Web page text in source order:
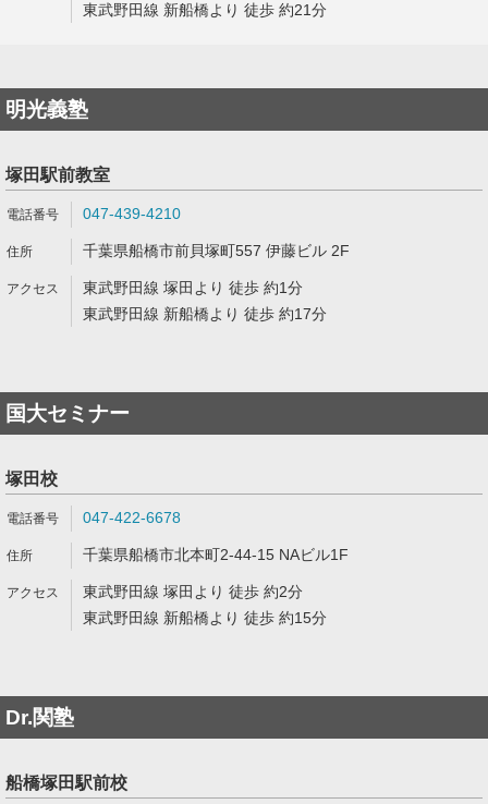
東武野田線 新船橋より 徒歩 約21分
明光義塾
塚田駅前教室
047-439-4210
千葉県船橋市前貝塚町557 伊藤ビル 2F
東武野田線 塚田より 徒歩 約1分
東武野田線 新船橋より 徒歩 約17分
国大セミナー
塚田校
047-422-6678
千葉県船橋市北本町2-44-15 NAビル1F
東武野田線 塚田より 徒歩 約2分
東武野田線 新船橋より 徒歩 約15分
Dr.関塾
船橋塚田駅前校